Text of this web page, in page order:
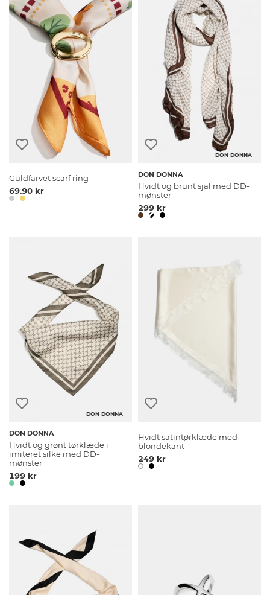
Guldfarvet scarf ring
69.90 kr
DON DONNA
DON DONNA
Hvidt og brunt sjal med DD-
mønster
299 kr
DON DONNA
DON DONNA
Hvidt og grønt tørklæde i
imiteret silke med DD-
mønster
199 kr
Hvidt satintørklæde med
blondekant
249 kr